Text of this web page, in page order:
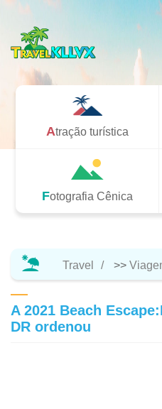
Atração turística
Fotografia Cênica
Travel >>
A 2021 Beach
DR ordenou